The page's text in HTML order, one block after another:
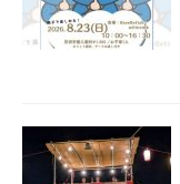
#ラーメン#ショッピング